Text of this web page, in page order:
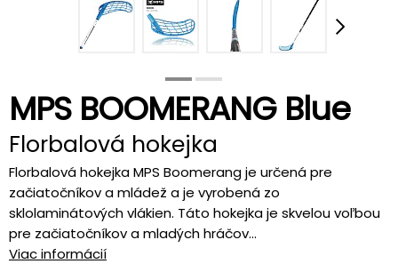
MPS BOOMERANG Blue
Florbalová hokejka
Florbalová hokejka MPS Boomerang je určená pre
začiatočníkov a mládež a je vyrobená zo
sklolaminátových vlákien. Táto hokejka je skvelou voľbou
pre začiatočníkov a mladých hráčov...
Viac informácií